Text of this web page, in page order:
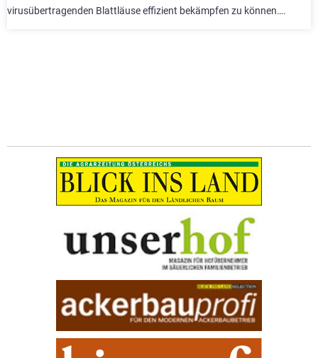
virusübertragenden Blattläuse effizient bekämpfen zu können….